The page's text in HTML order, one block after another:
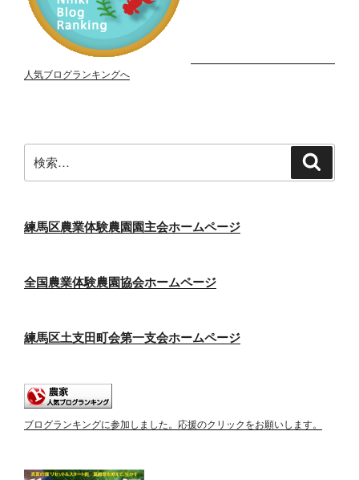
人気ブログランキングへ
索:
練馬区農業体験農園園主会ホームページ
全国農業体験農園協会ホームページ
練馬区土支田町会第一支会ホームページ
ブログランキングに参加しました。応援のクリックをお願いします。